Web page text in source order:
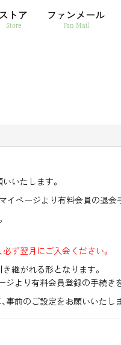
ストア
Store
ファンメール
Fan Mail
いたします。
イページより有料会員の退会
ず翌月にご入会ください。
継がれる形となります。
より有料会員登録の手続き
事前のご設定をお願いいたし